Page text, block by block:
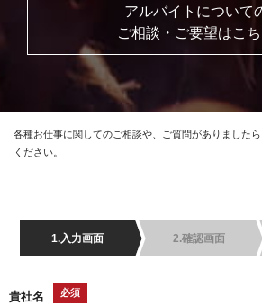
各種お仕事に関してのご相談や、ご質問がありました
ください。
アルバイトについて
ご相談・ご要望はこ
1.入力画面 2.確認画面
貴社名 必須